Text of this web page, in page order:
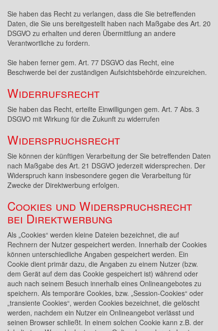
Sie haben das Recht zu verlangen, dass die Sie betreffenden
Daten, die Sie uns bereitgestellt haben nach Maßgabe des Art. 20
DSGVO zu erhalten und deren Übermittlung an andere
Verantwortliche zu fordern.
Sie haben ferner gem. Art. 77 DSGVO das Recht, eine
Beschwerde bei der zuständigen Aufsichtsbehörde einzureichen.
Widerrufsrecht
Sie haben das Recht, erteilte Einwilligungen gem. Art. 7 Abs. 3
DSGVO mit Wirkung für die Zukunft zu widerrufen
Widerspruchsrecht
Sie können der künftigen Verarbeitung der Sie betreffenden Daten
nach Maßgabe des Art. 21 DSGVO jederzeit widersprechen. Der
Widerspruch kann insbesondere gegen die Verarbeitung für
Zwecke der Direktwerbung erfolgen.
Cookies und Widerspruchsrecht
bei Direktwerbung
Als „Cookies“ werden kleine Dateien bezeichnet, die auf
Rechnern der Nutzer gespeichert werden. Innerhalb der Cookies
können unterschiedliche Angaben gespeichert werden. Ein
Cookie dient primär dazu, die Angaben zu einem Nutzer (bzw.
dem Gerät auf dem das Cookie gespeichert ist) während oder
auch nach seinem Besuch innerhalb eines Onlineangebotes zu
speichern. Als temporäre Cookies, bzw. „Session-Cookies“ oder
„transiente Cookies“, werden Cookies bezeichnet, die gelöscht
werden, nachdem ein Nutzer ein Onlineangebot verlässt und
seinen Browser schließt. In einem solchen Cookie kann z.B. der